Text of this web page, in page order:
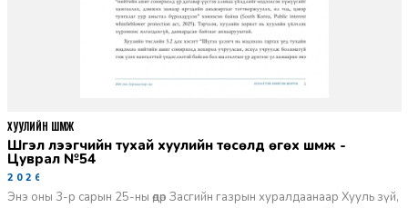
Шүгэл үлээгчийн тухай хуулийн төсөлд өгөх шүүмж -
Цуврал №54
2026-07-27
Энэ оны 3-р сарын 25-ны өдөр Засгийн газрын хуралдаанаар Хууль зүй,
ХУУЛИЙН ШҮҮМЖ